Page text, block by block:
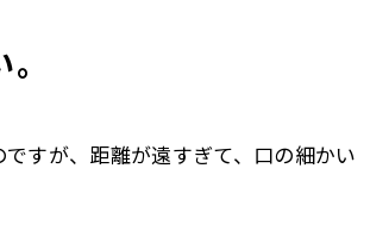
ですが、距離が遠すぎて、口の細かい